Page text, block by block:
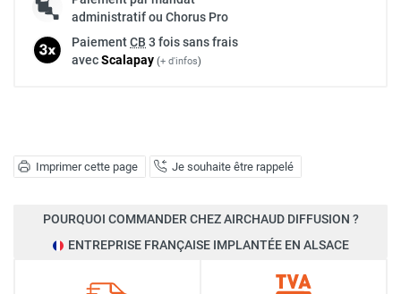
Imprimer cette page Je souhaite être rappelé
administratif ou Chorus Pro
PaiementCB 3 fois sans frais
avecScalapay (+ d'infos)
POURQUOI COMMANDER CHEZ AIRCHAUD DIFFUSION ?
ENTREPRISE FRANÇAISE IMPLANTÉE EN ALSACE